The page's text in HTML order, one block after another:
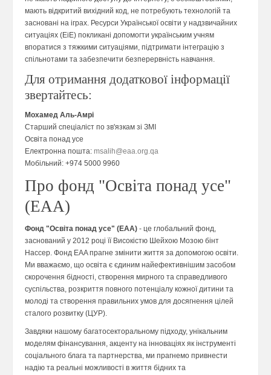
мають відкритий вихідний код, не потребують технологій та
засновані на іграх. Ресурси Української освіти у надзвичайних
ситуаціях (EiE) покликані допомогти українським учням
впоратися з тяжкими ситуаціями, підтримати інтеграцію з
спільнотами та забезпечити безперервність навчання.
Для отримання додаткової інформації
звертайтесь:
Мохамед Аль-Амрі
Старший спеціаліст по зв'язкам зі ЗМІ
Освіта понад усе
Електронна пошта: msalih@eaa.org.qa
Мобільний: +974 5000 9960
Про фонд "Освіта понад усе"
(EAA)
Фонд "Освіта понад усе" (EAA) - це глобальний фонд,
заснований у 2012 році її Високістю Шейхою Мозою бінт
Нассер. Фонд EAA прагне змінити життя за допомогою освіти.
Ми вважаємо, що освіта є єдиним найефективнішим засобом
скорочення бідності, створення мирного та справедливого
суспільства, розкриття повного потенціалу кожної дитини та
молоді та створення правильних умов для досягнення цілей
сталого розвитку (ЦУР).
Завдяки нашому багатосекторальному підходу, унікальним
моделям фінансування, акценту на інноваціях як інструменті
соціального блага та партнерства, ми прагнемо привнести
надію та реальні можливості в життя бідних та